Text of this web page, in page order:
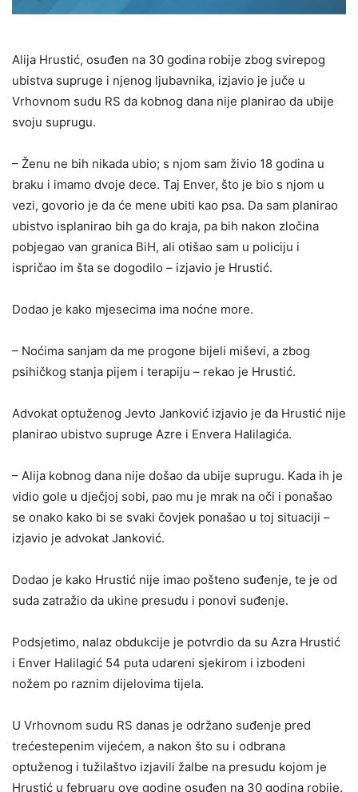
Alija Hrustić, osuđen na 30 godina robije zbog svirepog
ubistva supruge i njenog ljubavnika, izjavio je juče u
Vrhovnom sudu RS da kobnog dana nije planirao da ubije
svoju suprugu.
– Ženu ne bih nikada ubio; s njom sam živio 18 godina u
braku i imamo dvoje dece. Taj Enver, što je bio s njom u
vezi, govorio je da će mene ubiti kao psa. Da sam planirao
ubistvo isplanirao bih ga do kraja, pa bih nakon zločina
pobjegao van granica BiH, ali otišao sam u policiju i
ispričao im šta se dogodilo – izjavio je Hrustić.
Dodao je kako mjesecima ima noćne more.
– Noćima sanjam da me progone bijeli miševi, a zbog
psihičkog stanja pijem i terapiju – rekao je Hrustić.
Advokat optuženog Jevto Janković izjavio je da Hrustić nije
planirao ubistvo supruge Azre i Envera Halilagića.
– Alija kobnog dana nije došao da ubije suprugu. Kada ih je
vidio gole u dječjoj sobi, pao mu je mrak na oči i ponašao
se onako kako bi se svaki čovjek ponašao u toj situaciji –
izjavio je advokat Janković.
Dodao je kako Hrustić nije imao pošteno suđenje, te je od
suda zatražio da ukine presudu i ponovi suđenje.
Podsjetimo, nalaz obdukcije je potvrdio da su Azra Hrustić
i Enver Halilagić 54 puta udareni sjekirom i izbodeni
nožem po raznim dijelovima tijela.
U Vrhovnom sudu RS danas je održano suđenje pred
trećestepenim vijećem, a nakon što su i odbrana
optuženog i tužilaštvo izjavili žalbe na presudu kojom je
Hrustić u februaru ove godine osuđen na 30 godina robije.